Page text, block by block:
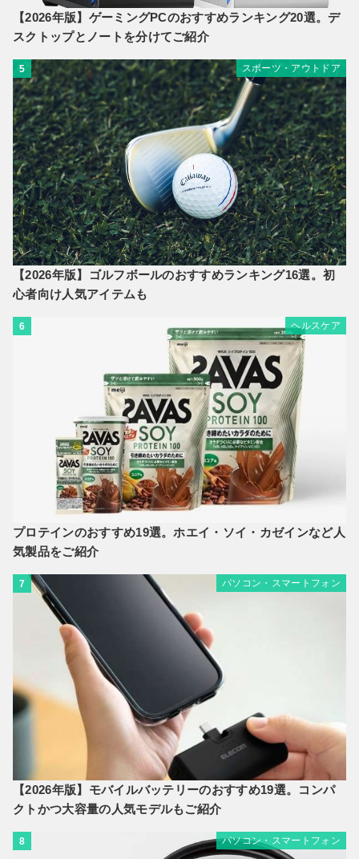
【2026年版】ゲーミングPCのおすすめランキング20選。デ
スクトップとノートを分けてご紹介
5 スポーツ・アウトドア
【2026年版】ゴルフボールのおすすめランキング16選。初
心者向け人気アイテムも
6 ヘルスケア
プロテインのおすすめ19選。ホエイ・ソイ・カゼインなど人
気製品をご紹介
7 パソコン・スマートフォン
【2026年版】モバイルバッテリーのおすすめ19選。コンパ
クトかつ大容量の人気モデルもご紹介
8 パソコン・スマートフォン